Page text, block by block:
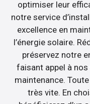
optimiser leur
notre service
excellence en
l’énergie solaire.
préservez notre
faisant appel à
maintenance.
très vite. En